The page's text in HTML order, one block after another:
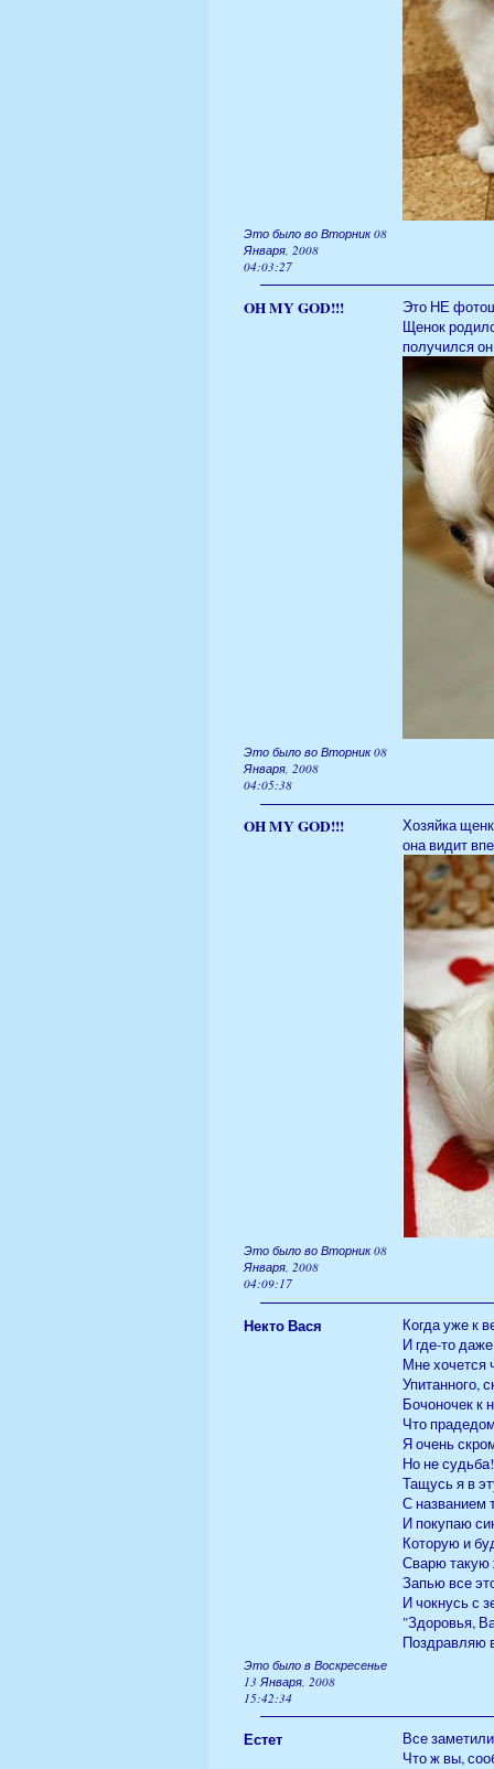
Это было во Вторник 08
Января, 2008
04:03:27
OH MY GOD!!!
Это НЕ
Щенок
получился
Это было во Вторник 08
Января, 2008
04:05:38
OH MY GOD!!!
Хозяйка
она видит
Это было во Вторник 08
Января, 2008
04:09:17
Некто Вася
Когда уже к
И где-то
Мне хочется
Упитанного,
Бочоночек к
Что
Я очень
Но не
Тащусь я в
С названием
И покупаю
Которую и
Сварю такую
Запью все
И чокнусь с
"Здоровья,
Поздравляю
Это было в Воскресенье
13 Января, 2008
15:42:34
Естет
Все
Что ж вы,